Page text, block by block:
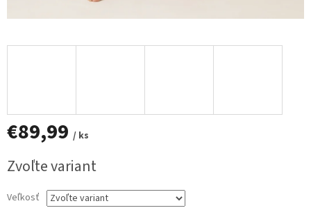
€89,99 / ks
cena:
Zvoľte variant
Veľkosť